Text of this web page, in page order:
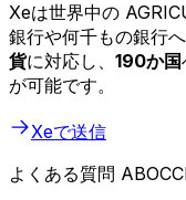
Xeは世界中の
銀行や何千もの銀行
貨に対応し、 190か国
が可能です。
Xeで送信
よくある質問